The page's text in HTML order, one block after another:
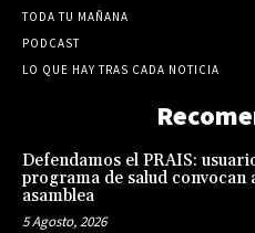
TODA TU MAÑANA
PODCAST
LO QUE HAY TRAS CADA NOTICIA
Defendamos el PRAIS:
programa de salud convocan
asamblea
5 Agosto, 2026